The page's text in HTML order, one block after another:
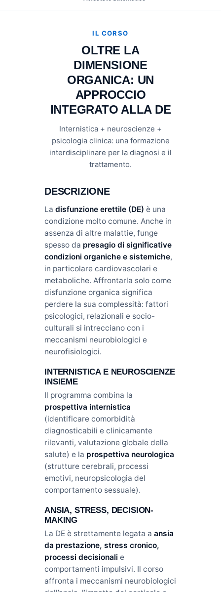
IL CORSO
OLTRE LA
DIMENSIONE
ORGANICA: UN
APPROCCIO
INTEGRATO ALLA DE
Internistica + neuroscienze +
psicologia clinica: una formazione
interdisciplinare per la diagnosi e il
trattamento.
DESCRIZIONE
La disfunzione erettile (DE) è una
condizione molto comune. Anche in
assenza di altre malattie, funge
spesso da presagio di significative
condizioni organiche e sistemiche,
in particolare cardiovascolari e
metaboliche. Affrontarla solo come
disfunzione organica significa
perdere la sua complessità: fattori
psicologici, relazionali e socio-
culturali si intrecciano con i
meccanismi neurobiologici e
neurofisiologici.
INTERNISTICA E NEUROSCIENZE
INSIEME
Il programma combina la
prospettiva internistica
(identificare comorbidità
diagnosticabili e clinicamente
rilevanti, valutazione globale della
salute) e la prospettiva neurologica
(strutture cerebrali, processi
emotivi, neuropsicologia del
comportamento sessuale).
ANSIA, STRESS, DECISION-
MAKING
La DE è strettamente legata a ansia
da prestazione, stress cronico,
processi decisionali e
comportamenti impulsivi. Il corso
affronta i meccanismi neurobiologici